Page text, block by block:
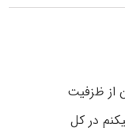
از ظزفیت
در کل